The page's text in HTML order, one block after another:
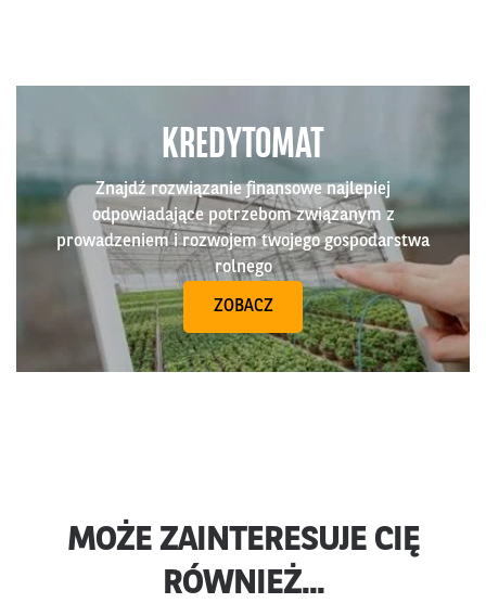
KREDYTOMAT
Znajdź rozwiązanie finansowe najlepiej
odpowiadające potrzebom związanym z
prowadzeniem i rozwojem twojego gospodarstwa
rolnego
ZOBACZ
MOŻE ZAINTERESUJE CIĘ
RÓWNIEŻ...